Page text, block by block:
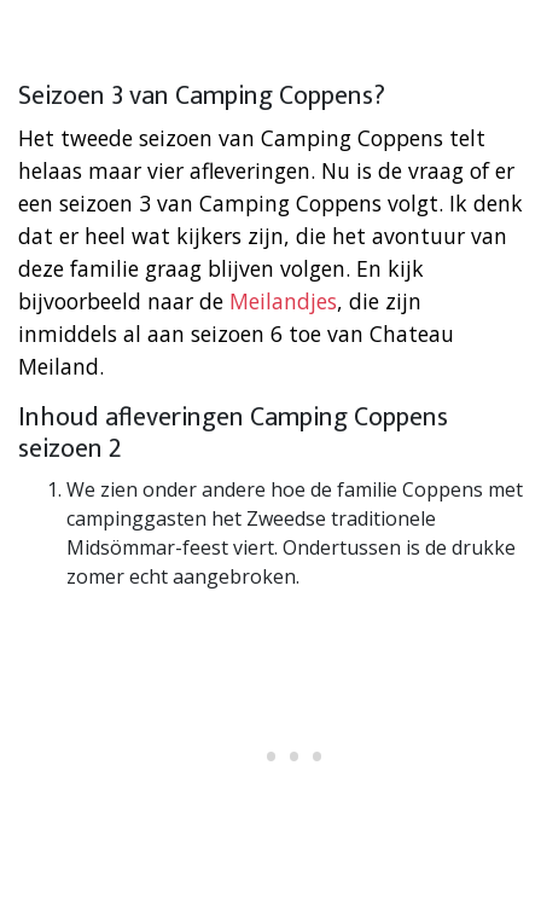
Seizoen 3 van Camping Coppens?
Het tweede seizoen van Camping Coppens telt
helaas maar vier afleveringen. Nu is de vraag of er
een seizoen 3 van Camping Coppens volgt. Ik denk
dat er heel wat kijkers zijn, die het avontuur van
deze familie graag blijven volgen. En kijk
bijvoorbeeld naar de Meilandjes, die zijn
inmiddels al aan seizoen 6 toe van Chateau
Meiland.
Inhoud afleveringen Camping Coppens
seizoen 2
We zien onder andere hoe de familie Coppens met
campinggasten het Zweedse traditionele
Midsömmar-feest viert. Ondertussen is de drukke
zomer echt aangebroken.